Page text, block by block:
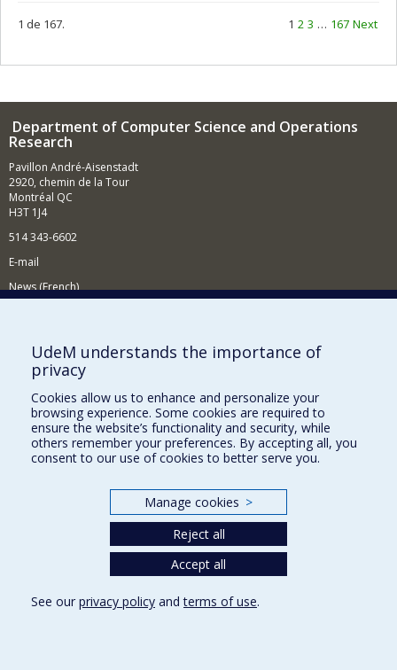
1 de 167. 1 2 3 … 167 Next
Department of Computer Science and Operations
Research
Pavillon André-Aisenstadt
2920, chemin de la Tour
Montréal QC
H3T 1J4
514 343-6602
E-mail
News (French)
Supporting the Department
NEED HELP?
Site map
Report a problem
Accessibility
Our Departments and Schools
Programs and Courses in our Faculty
UdeM understands the importance of
privacy
Cookies allow us to enhance and personalize your
browsing experience. Some cookies are required to
ensure the website’s functionality and security, while
others remember your preferences. By accepting all, you
consent to our use of cookies to better serve you.
Manage cookies >
Reject all
Accept all
See our privacy policy andterms of use.